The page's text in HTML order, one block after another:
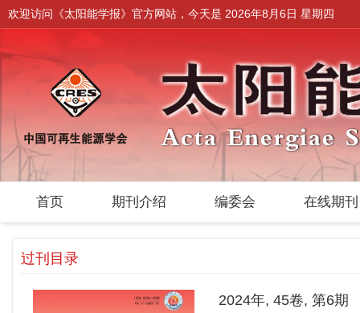
欢迎访问《太阳能学报》官方网站，今天是 2026年8月6日 星期四
首页 期刊介绍 编委会 在线期
过刊目录
2024年, 45卷, 第6期